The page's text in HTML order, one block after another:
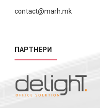
contact@marh.mk
ПАРТНЕРИ